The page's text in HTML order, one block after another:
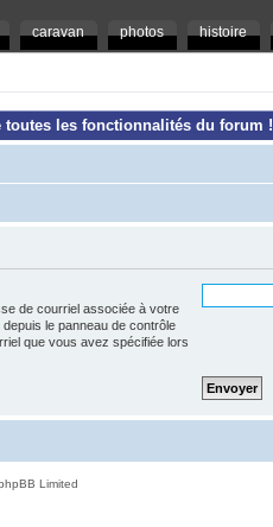
caravan photos histoire
toutes les fonctionnalités du forum !
de courriel associée à votre
le panneau de contrôle
que vous avez spécifiée lors
Limited